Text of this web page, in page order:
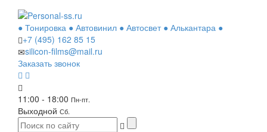
● Тонировка ● Автовинил ● Автосвет ● Алькантара ●
+7 (495) 162 85 15
silicon-films@mail.ru
Заказать звонок
11:00 - 18:00 Пн-пт.
Выходной Сб.